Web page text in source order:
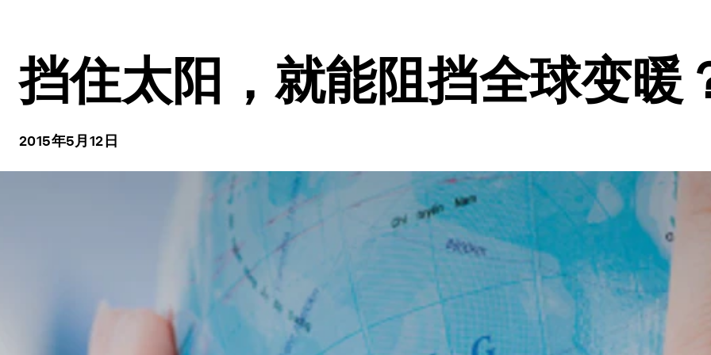
挡住太阳，就能阻挡全球变暖
2015年5月12日